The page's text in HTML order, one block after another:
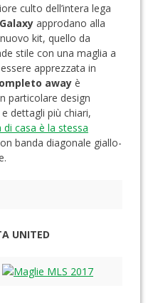
culto dell’intera lega
approdano alla
kit, quello da
stile con una maglia a
apprezzata in
away è
particolare design
dettagli più chiari,
di casa è la stessa
banda diagonale giallo-
UNITED